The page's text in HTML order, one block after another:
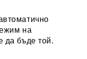
на
да бъде той.